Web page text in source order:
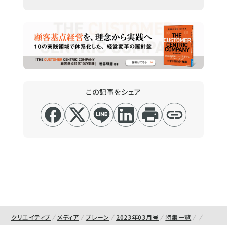
この記事をシェア
クリエイティブ メディア ブレーン 2023年03月号 特集一覧